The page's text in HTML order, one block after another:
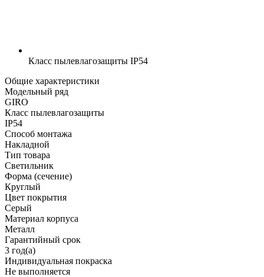
Класс пылевлагозащиты IP54
Общие характеристики
Модельный ряд
GIRO
Класс пылевлагозащиты
IP54
Способ монтажа
Накладной
Тип товара
Светильник
Форма (сечение)
Круглый
Цвет покрытия
Серый
Материал корпуса
Металл
Гарантийный срок
3 год(а)
Индивидуальная покраска
Не выполняется